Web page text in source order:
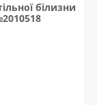
білизни